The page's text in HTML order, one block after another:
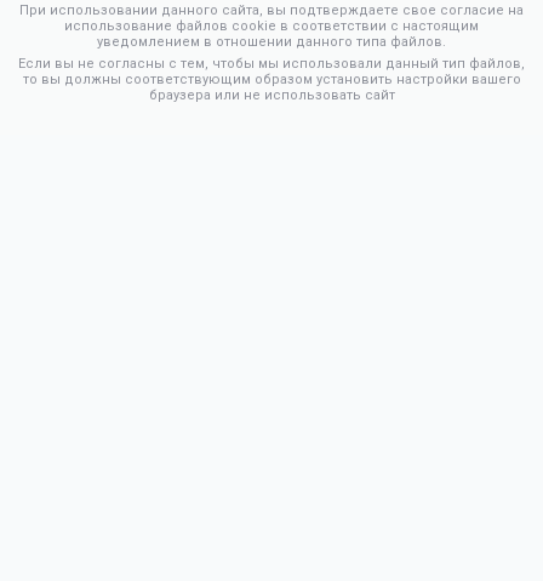
При использовании данного сайта, вы подтверждаете свое согласие на
использование файлов cookie в соответствии с настоящим
уведомлением в отношении данного типа файлов.
Если вы не согласны с тем, чтобы мы использовали данный тип файлов,
то вы должны соответствующим образом установить настройки вашего
браузера или не использовать сайт